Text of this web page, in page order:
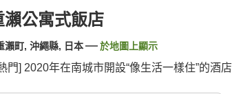
瀨公寓式飯店
瀨町, 沖繩縣, 日本 於地圖上顯示
門] 2020年在南城市開設“像生活一樣住”的酒店